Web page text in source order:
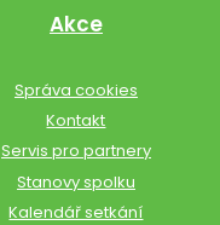
Akce
Správa cookies
Kontakt
Servis pro partnery
Stanovy spolku
Kalendář setkání